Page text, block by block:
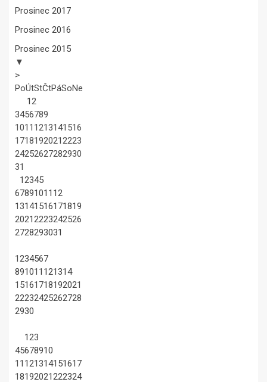
Prosinec 2017
Prosinec 2016
Prosinec 2015
▼
>
PoÚtStČtPáSoNe
12
3456789
1011 1213141516
17181920212223
24252627282930
31
12345
67891011 12
13141516171819
20212223242526
2728293031
1234567
891011 121314
15161718192021
22232425262728
2930
123
45678910
11 121314151617
18192021222324